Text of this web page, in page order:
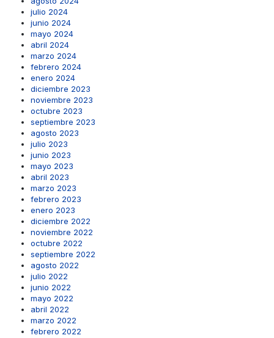
julio 2024
junio 2024
mayo 2024
abril 2024
marzo 2024
febrero 2024
enero 2024
diciembre 2023
noviembre 2023
octubre 2023
septiembre 2023
agosto 2023
julio 2023
junio 2023
mayo 2023
abril 2023
marzo 2023
febrero 2023
enero 2023
diciembre 2022
noviembre 2022
octubre 2022
septiembre 2022
agosto 2022
julio 2022
junio 2022
mayo 2022
abril 2022
marzo 2022
febrero 2022